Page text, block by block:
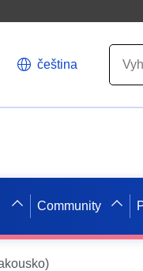
čeština
Community